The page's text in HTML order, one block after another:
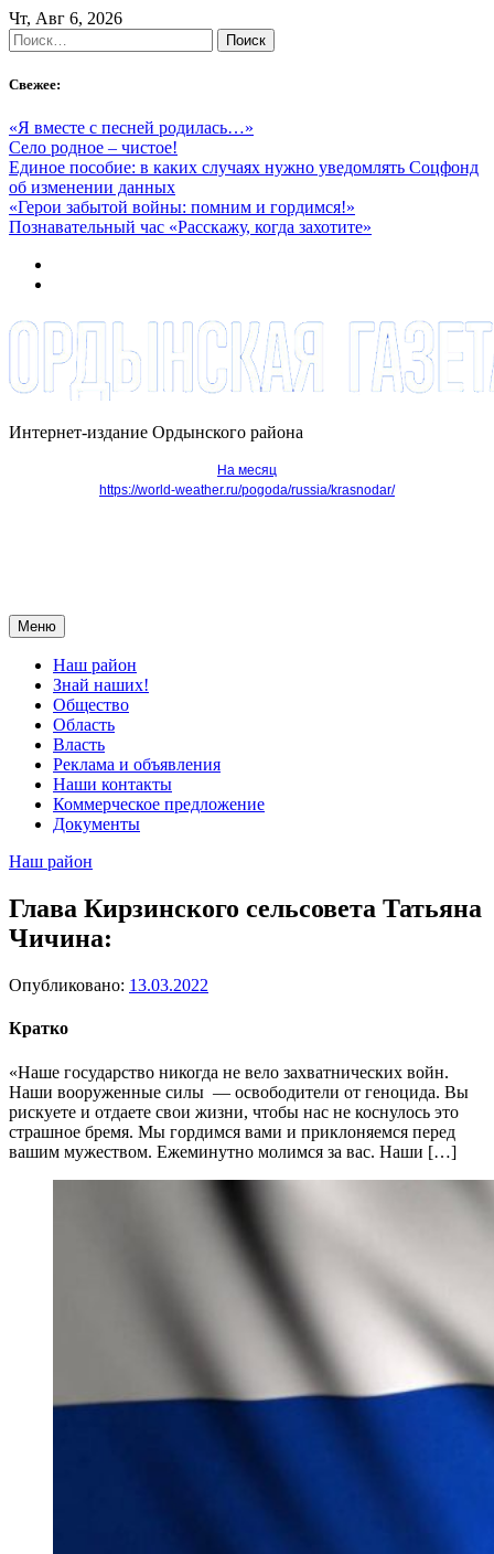
Skip
to
content
Чт, Авг 6, 2026
Найти:
Свежее:
«Я вместе с песней родилась…»
Село родное – чистое!
Единое пособие: в каких случаях нужно уведомлять Соцфонд
об изменении данных
«Герои забытой войны: помним и гордимся!»
Познавательный час «Расскажу, когда захотите»
Интернет-издание Ордынского района
На месяц
https://world-weather.ru/pogoda/russia/krasnodar/
Меню
Наш район
Знай наших!
Общество
Область
Власть
Реклама и объявления
Наши контакты
Коммерческое предложение
Документы
Наш район
Глава Кирзинского сельсовета Татьяна
Чичина:
Опубликовано: 13.03.2022
Кратко
«Наше государство никогда не вело захватнических войн.
Наши вооруженные силы — освободители от геноцида. Вы
рискуете и отдаете свои жизни, чтобы нас не коснулось это
страшное бремя. Мы гордимся вами и приклоняемся перед
вашим мужеством. Ежеминутно молимся за вас. Наши […]